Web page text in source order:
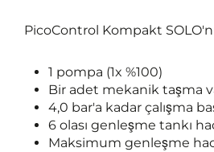
PicoControl Kompakt
1 pompa (1x %100)
Bir adet mekanik taşma
4,0 bar'a kadar çalışma
6 olası genleşme tankı
Maksimum genleşme